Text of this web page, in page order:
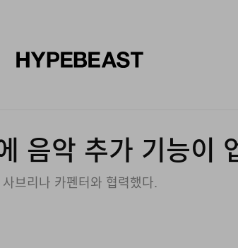
음악 추가 기능이
사브리나 카펜터와 협력했다.